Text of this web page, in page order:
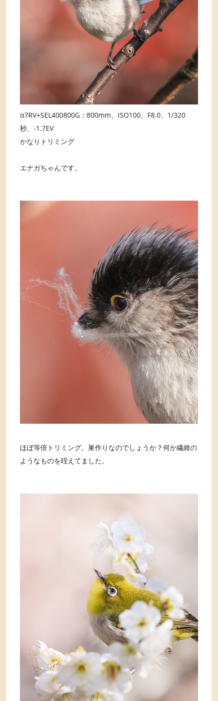
α7RV+SEL400800G：800mm、ISO100、F8.0、1/320
秒、-1.7EV
かなりトリミング
エナガちゃんです。
ほぼ等倍トリミング。巣作りなのでしょうか？何か繊維の
ようなものを咥えてました。